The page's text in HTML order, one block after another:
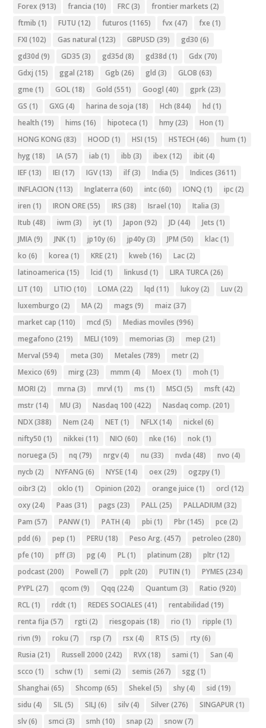
Forex (913) francia (10) FRC(3) frontier markets (2)
ftmib (1) FUTU (12) futuros (1165) fvx (47) fxe (1)
FXI (102) Gas natural (123) GBPUSD (39) gd30 (6)
gd30d (9) GD35 (3) gd35d (8) gd38d (1) Gdx (70)
Gdxj (15) ggal (218) Ggb (26) gld (3) GLOB (63)
gme (1) GOL(18) Gold (551) Googl (40) gprk(23)
GS (1) GXG (4) harina de soja (18) Hch (844) hd (1)
health (19) hims (16) hipoteca (1) hmy(23) Hon (1)
HONG KONG (83) HOOD (1) HSI (15) HSTECH (46) hum (1)
hyg (18) IA(57) iab (1) ibb (3) ibex (12) ibit (4)
IEF(13) IEI (17) IGV(13) ilf(3) India (5) Indices (3611)
INFLACION (113) Inglaterra (60) intc(60) IONQ (1) ipc(2)
iren (1) IRON ORE(55) IRS (38) Israel (10) Italia (3)
Itub (48) iwm (3) iyt (1) Japon (92) JD (44) Jets (1)
JMIA(9) JNK(1) jp10y(6) jp40y(3) JPM (50) klac(1)
ko (6) korea (1) KRE(21) kweb (16) Lac(2)
latinoamerica (15) lcid (1) linkusd (1) LIRA TURCA(26)
LIT (10) LITIO (10) LOMA(22) lqd (11) lukoy(2) Luv(2)
luxemburgo (2) MA(2) mags (9) maiz (37)
market cap (110) mcd (5) Medias moviles (996)
megafono (219) MELI (109) memorias (3) mep (21)
Merval (594) meta (30) Metales (789) metr(2)
Mexico (69) mirg (23) mmm (4) Moex (1) moh (1)
MORI (2) mrna (3) mrvl (1) ms (1) MSCI (5) msft (42)
mstr(14) MU (3) Nasdaq 100 (422) Nasdaq comp. (201)
NDX(388) Nem (24) NET (1) NFLX(14) nickel (6)
nifty50 (1) nikkei (11) NIO (60) nke (16) nok(1)
noruega (5) nq (79) nrgv(4) nu (33) nvda (48) nvo (4)
nycb (2) NYFANG (6) NYSE(14) oex (29) ogzpy(1)
oibr3 (2) oklo (1) Opinion (202) orange juice (1) orcl (12)
oxy(24) Paas (31) pags (23) PALL(25) PALLADIUM (32)
Pam (57) PANW(1) PATH (4) pbi (1) Pbr(145) pce (2)
pdd (6) pep (1) PERU (18) Peso Arg. (457) petroleo (280)
pfe (10) pff(3) pg (4) PL(1) platinum (28) pltr(12)
podcast (200) Powell (7) pplt (20) PUTIN (1) PYMES (234)
PYPL(27) qcom (9) Qqq (224) Quantum (3) Ratio (920)
RCL(1) rddt (1) REDES SOCIALES (41) rentabilidad (19)
renta fija (57) rgti (2) riesgopais (18) rio (1) ripple (1)
rivn (9) roku (7) rsp (7) rsx (4) RTS (5) rty(6)
Rusia (21) Russell 2000 (242) RVX(18) sami (1) San (4)
scco (1) schw(1) semi (2) semis (267) sgg (1)
Shanghai (65) Shcomp (65) Shekel (5) shy(4) sid (19)
sidu (4) SIL(5) SILJ (6) silv(4) Silver(276) SINGAPUR(1)
slv(6) smci (3) smh (10) snap (2) snow(7)